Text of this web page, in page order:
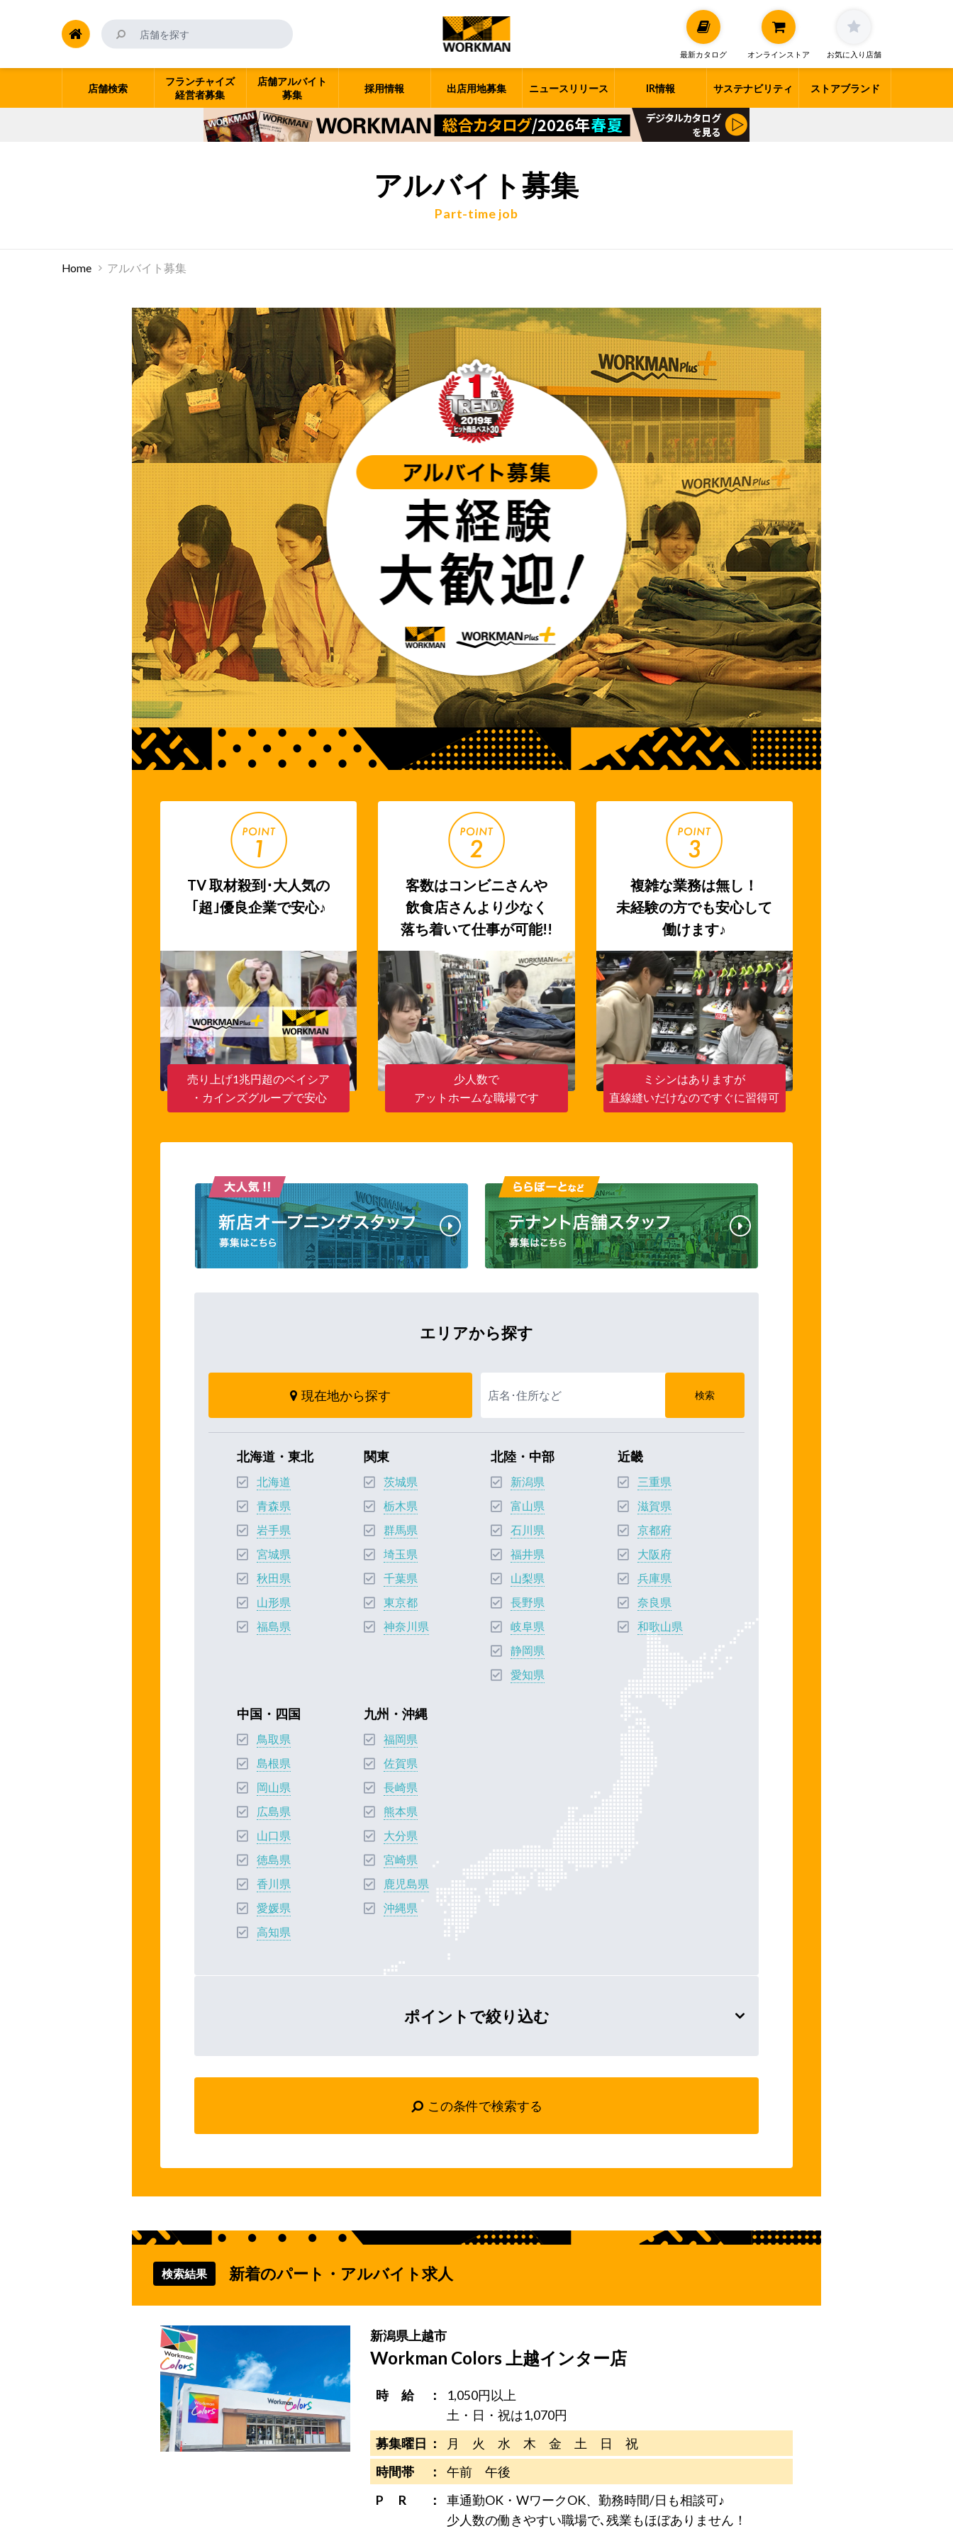
最新カタログ オンラインストア お気に入り店舗
フランチャイズ
経営者募集
店舗検索
店舗アルバイト
募集
採用情報 出店用地募集 ニュースリリース IR情報 サステナビリティ ストアブランド
アルバイト募集
Part-time job
Home アルバイト募集
TV 取材殺到･大人気の
｢超｣優良企業で安心♪
売り上げ1兆円超のベイシア
・カインズグループで安心
客数はコンビニさんや
飲食店さんより少なく
落ち着いて仕事が可能!!
少人数で
アットホームな職場です
複雑な業務は無し！
未経験の方でも安心して
働けます♪
ミシンはありますが
直線縫いだけなのですぐに習得可
エリアから探す
現在地から探す 検索
北海道・東北
北海道
青森県
岩手県
宮城県
秋田県
山形県
福島県
関東
茨城県
栃木県
群馬県
埼玉県
千葉県
東京都
神奈川県
北陸・中部
新潟県
富山県
石川県
福井県
山梨県
長野県
岐阜県
静岡県
愛知県
近畿
三重県
滋賀県
京都府
大阪府
兵庫県
奈良県
和歌山県
中国・四国
鳥取県
島根県
岡山県
広島県
山口県
徳島県
香川県
愛媛県
高知県
九州・沖縄
福岡県
佐賀県
長崎県
熊本県
大分県
宮崎県
鹿児島県
沖縄県
ポイントで絞り込む
この条件で検索する
検索結果 新着のパート・アルバイト求人
新潟県上越市
Workman Colors 上越インター店
時 給
1,050円以上
土・日・祝は1,070円
募集曜日
月 火 水 木 金 土 日 祝
時間帯
午前 午後
P R
車通勤OK・WワークOK、勤務時間/日も相談可♪
少人数の働きやすい職場で､残業もほぼありません！